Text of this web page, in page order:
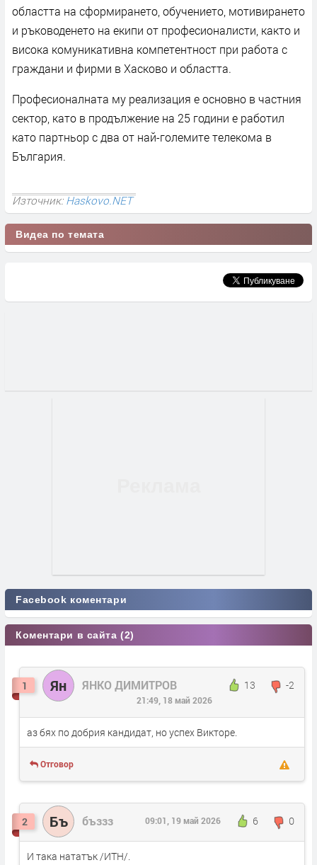
областта на сформирането, обучението, мотивирането
и ръководенето на екипи от професионалисти, както и
висока комуникативна компетентност при работа с
граждани и фирми в Хасково и областта.
Професионалната му реализация е основно в частния
сектор, като в продължение на 25 години е работил
като партньор с два от най-големите телекома в
България.
Източник:Haskovo.NET
Видеа по темата
Facebook коментари
Коментари в сайта (2)
1 Ян ЯНКО ДИМИТРОВ 13 -2
21:49, 18 май 2026
аз бях по добрия кандидат, но успех Викторе.
Отговор
2 Бъ бъззз 6 0
09:01, 19 май 2026
И така нататък /ИТН/.